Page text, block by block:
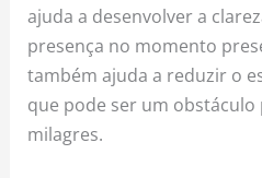
ajuda a desenvolver a
presença no momento
também ajuda a reduzir o
que pode ser um obstáculo
milagres.